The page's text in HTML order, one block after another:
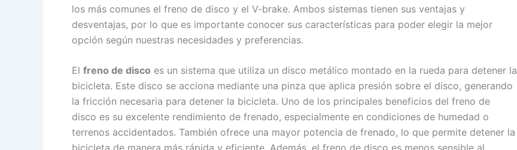
los más comunes el freno de disco y el V-brake. Ambos sistemas tienen sus ventajas y
desventajas, por lo que es importante conocer sus características para poder elegir la mejor
opción según nuestras necesidades y preferencias.
El freno de disco es un sistema que utiliza un disco metálico montado en la rueda para detener la
bicicleta. Este disco se acciona mediante una pinza que aplica presión sobre el disco, generando
la fricción necesaria para detener la bicicleta. Uno de los principales beneficios del freno de
disco es su excelente rendimiento de frenado, especialmente en condiciones de humedad o
terrenos accidentados. También ofrece una mayor potencia de frenado, lo que permite detener la